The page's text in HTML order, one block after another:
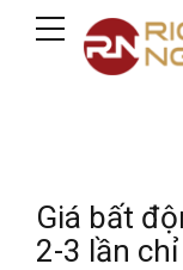
Giá bất
2-3 lần